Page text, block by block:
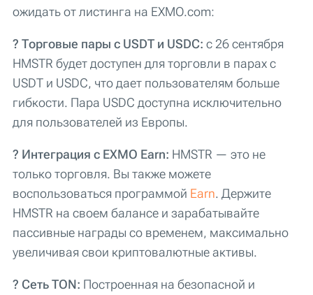
ожидать от листинга на EXMO.com:
? Торговые пары с USDT и USDC: с 26 сентября
HMSTR будет доступен для торговли в парах с
USDT и USDC, что дает пользователям больше
гибкости. Пара USDC доступна исключительно
для пользователей из Европы.
? Интеграция с EXMO Earn: HMSTR — это не
только торговля. Вы также можете
воспользоваться программой Earn. Держите
HMSTR на своем балансе и зарабатывайте
пассивные награды со временем, максимально
увеличивая свои криптовалютные активы.
? Сеть TON: Построенная на безопасной и